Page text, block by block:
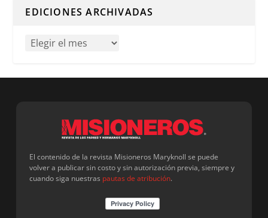
EDICIONES ARCHIVADAS
El contenido de la revista Misioneros Maryknoll se puede
volver a publicar sin costo y sin autorización previa, siempre y
cuando siga nuestras pautas de atribución.